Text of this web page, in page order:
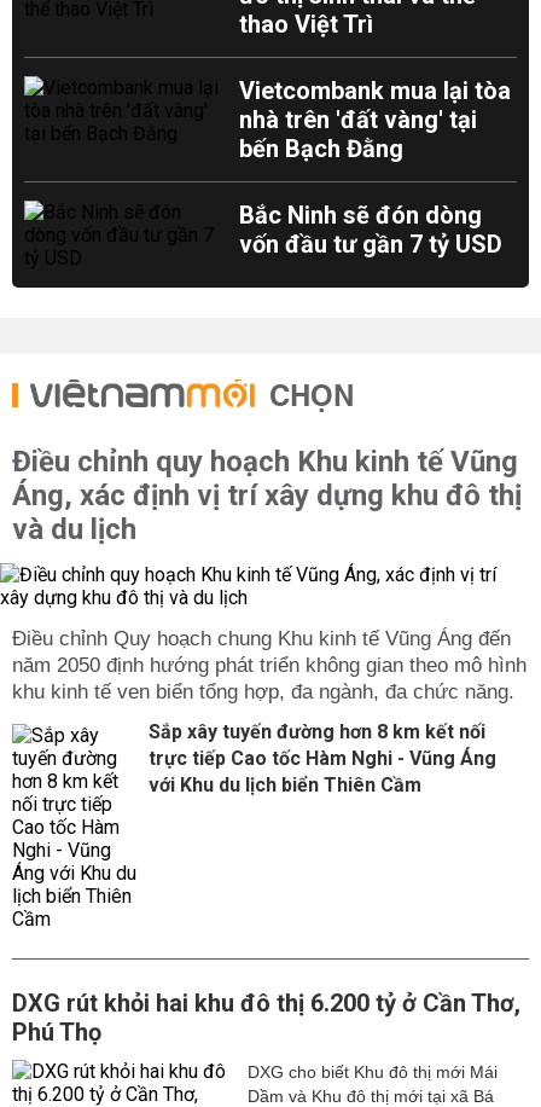
thao Việt Trì
Vietcombank mua lại tòa
nhà trên 'đất vàng' tại
bến Bạch Đằng
Bắc Ninh sẽ đón dòng
vốn đầu tư gần 7 tỷ USD
CHỌN
Điều chỉnh quy hoạch Khu kinh tế Vũng
Áng, xác định vị trí xây dựng khu đô thị
và du lịch
Điều chỉnh Quy hoạch chung Khu kinh tế Vũng Áng đến
năm 2050 định hướng phát triển không gian theo mô hình
khu kinh tế ven biển tổng hợp, đa ngành, đa chức năng.
Sắp xây tuyến đường hơn 8 km kết nối
trực tiếp Cao tốc Hàm Nghi - Vũng Áng
với Khu du lịch biển Thiên Cầm
DXG rút khỏi hai khu đô thị 6.200 tỷ ở Cần Thơ,
Phú Thọ
DXG cho biết Khu đô thị mới Mái
Dầm và Khu đô thị mới tại xã Bá